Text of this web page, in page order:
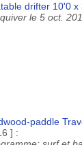
drifter 10'0 x
le 5 oct.
paddle
] :